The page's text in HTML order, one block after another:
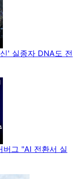
' 실종자 DNA도 전
버그 "AI 전환서 실